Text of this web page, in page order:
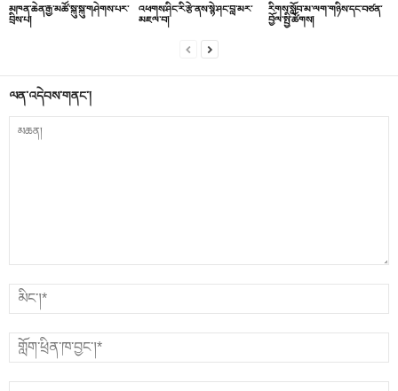
མཁན་ཆེན་རྒྱ་མཚོ་སྐུ་སྐུ་གཤེགས་པར་
བྲིས་པ།
འཕགས་ཤིང་རི་རྩེ་ནས་སྙེ་ཤང་བླ་མར་
མཇལ་བ།
རིགས་སློབ་མ་ལག་གཉིས་དང་བཙན་
བྱོལ་སྤྱི་ཚོགས།
ལན་འདེབས་གནང་།